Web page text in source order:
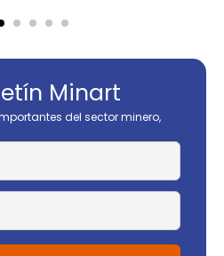
Minart
del sector minero,